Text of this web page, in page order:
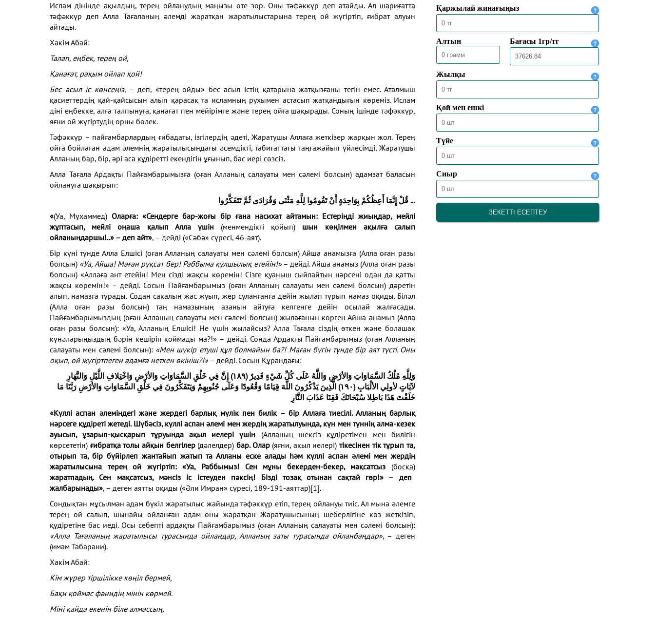
Ислам дінінде ақылдың, терең ойланудың маңызы өте зор. Оны тәфәккүр деп атайды. Ал шариғатта
тәфәккүр деп Алла Тағаланың әлемді жаратқан жаратылыстарына терең ой жүгіртіп, ғибрат алуын
айтады.
Хакім Абай:
Талап, еңбек, терең ой,
Қанағат, рақым ойлап қой!
Бес асыл іс көнсеңіз, – деп, «терең ойды» бес асыл істің қатарына жатқызғаны тегін емес. Аталмыш
қасиеттердің қай-қайсысын алып қарасақ та исламның рухымен астасып жатқандығын көреміз. Ислам
діні еңбекке, алға талпынуға, қанағат пен мейірімге және терең ойға шақырады. Соның ішінде тәфәккүр,
яғни ой жүгіртудің орны бөлек.
Тәфәккүр – пайғамбарлардың ғибадаты, ізгілердің әдеті, Жаратушы Аллаға жеткізер жарқын жол. Терең
ойға бойлаған адам әлемнің жаратылысындағы әсемдікті, табиғаттағы таңғажайып үйлесімді, Жаратушы
Алланың бар, бір, әрі аса құдіретті екендігін ұғынып, бас иері сөзсіз.
Алла Тағала Ардақты Пайғамбарымызға (оған Алланың салауаты мен сәлемі болсын) адамзат баласын
ойлануға шақырып:
...
«(Уа, Мұхаммед) Оларға: «Сендерге бар-жоғы бір ғана насихат айтамын: Естеріңді жиыңдар, мейлі
жұптасып, мейлі оңаша қалып Алла үшін (менмендікті қойып) шын көңілмен ақылға салып
ойланыңдаршы!..» – деп айт», – дейді («Сәбә» сүресі, 46-аят).
Бір күні түнде Алла Елшісі (оған Алланың салауаты мен сәлемі болсын) Айша анамызға (Алла оған разы
болсын) «Уа, Айша! Маған рұқсат бер! Раббыма құлшылық етейін!»– дейді. Айша анамыз (Алла оған разы
болсын) «Аллаға ант етейін! Мен сізді жақсы көремін! Сізге қуаныш сыйлайтын нәрсені одан да қатты
жақсы көремін!» – дейді. Сосын Пайғамбарымыз (оған Алланың салауаты мен сәлемі болсын) дәретін
алып, намазға тұрады. Содан сақалын жас жуып, жер суланғанға дейін жылап тұрып намаз оқиды. Біләл
(Алла оған разы болсын) таң намазының азанын айтуға келгенге дейін осылай жалғасады.
Пайғамбарымыздың (оған Алланың салауаты мен сәлемі болсын) жылағанын көрген Айша анамыз (Алла
оған разы болсын): «Уа, Алланың Елшісі! Не үшін жылайсыз? Алла Тағала сіздің өткен және болашақ
күнәларыңыздың бәрін кешіріп қоймады ма?!» – дейді. Сонда Ардақты Пайғамбарымыз (оған Алланың
салауаты мен сәлемі болсын): «Мен шүкір етуші құл болмайын ба?! Маған бүгін түнде бір аят түсті. Оны
оқып, ой жүгіртпеген адамға неткен өкініш?!» – дейді. Сосын Құрандағы:
وَلِلَّهِ مُلْكُ السَّمَاوَاتِ وَالأرْضِ وَاللَّهُ عَلَى كُلِّ شَيْءٍ قَدِيرٌ (١٨٩)
إِنَّ فِي خَلْقِ السَّمَاوَاتِ وَالأرْضِ وَاخْتِلافِ اللَّيْلِ وَالنَّهَارِ
لآيَاتٍ لأولِي الألْبَابِ (١٩٠)
الَّذِينَ يَذْكُرُونَ اللَّهَ قِيَامًا وَقُعُودًا وَعَلَى جُنُوبِهِمْ وَيَتَفَكَّرُونَ فِي خَلْقِ السَّمَاوَاتِ وَالأرْضِ رَبَّنَا مَا
خَلَقْتَ هَذَا بَاطِلا سُبْحَانَكَ فَقِنَا عَذَابَ النَّارِ
«Күллі аспан әлеміндегі және жердегі барлық мүлік пен билік – бір Аллаға тиесілі. Алланың барлық
нәрсеге құдіреті жетеді. Шүбәсіз, күллі аспан әлемі мен жердің жаратылуында, күн мен түннің алма-кезек
ауысып, ұзарып-қысқарып тұруында ақыл иелері үшін (Алланың шексіз құдіретімен мен билігін
көрсететін) ғибратқа толы айқын белгілер (дәлелдер) бар. Олар (яғни, ақыл иелері) тікесінен тік тұрып та,
отырып та, бір бүйірлеп жантайып жатып та Алланы еске алады һәм күллі аспан әлемі мен жердің
жаратылысына терең ой жүгіртіп: «Уа, Раббымыз! Сен мұны бекерден-бекер, мақсатсыз (босқа)
жаратпадың. Сен мақсатсыз, мәнсіз іс істеуден пәксің! Бізді тозақ отынан сақтай гөр!» – деп
жалбарынады», – деген аятты оқиды («Әли Имран» сүресі, 189-191-аяттар)[1].
Сондықтан мұсылман адам бүкіл жаратылыс жайында тәфәккүр етіп, терең ойлануы тиіс. Ал мына әлемге
терең ой салып, шынайы ойланған адам оны жаратқан Жаратушысының шеберлігіне көз жеткізіп,
құдіретіне бас иеді. Осы себепті ардақты Пайғамбарымыз (оған Алланың салауаты мен сәлемі болсын):
«Алла Тағаланың жаратылысы турасында ойлаңдар, Алланың заты турасында ойланбаңдар», – деген
(имам Табарани).
Хакім Абай:
Кім жүрер тіршілікке көңіл бермей,
Бақи қоймас фәнидің мінін көрмей.
Міні қайда екенін біле алмассың,
НЕКЕ – САЛАУАТТЫ ӨМІР
ШАРТЫ
26.06.2026